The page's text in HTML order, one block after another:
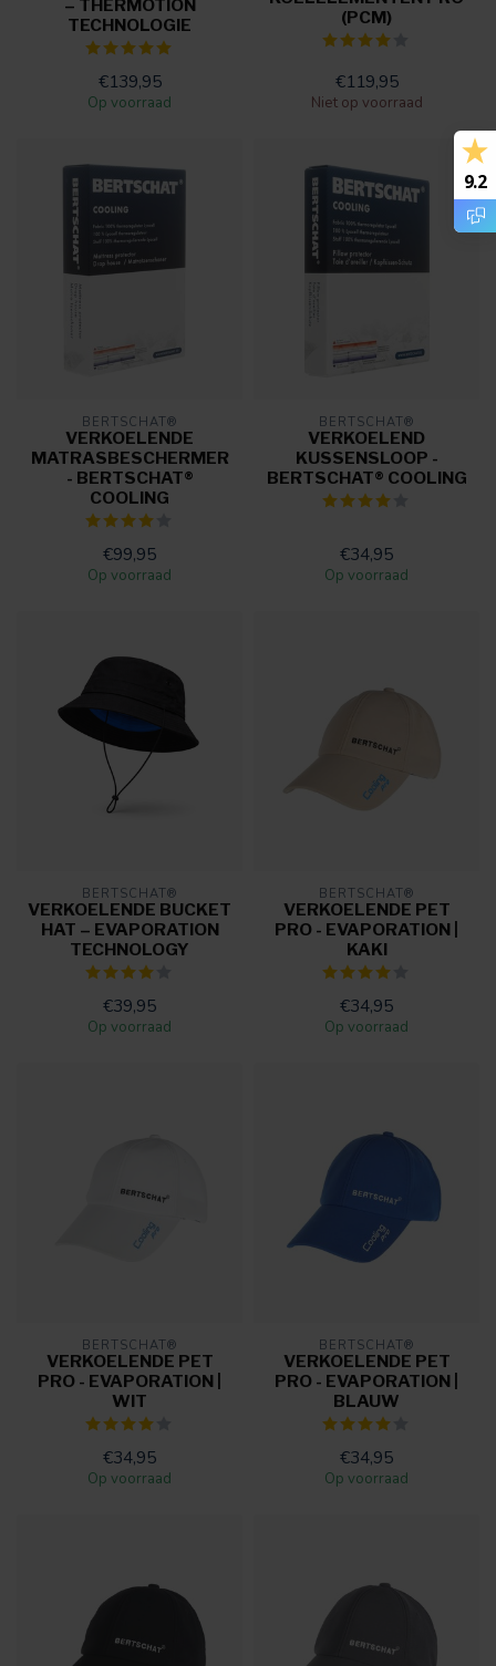
– THERMOTION
TECHNOLOGIE
€139,95
Op voorraad
(PCM)
€119,95
Niet op voorraad
BERTSCHAT®
VERKOELENDE
MATRASBESCHERMER
- BERTSCHAT®
COOLING
€99,95
Op voorraad
BERTSCHAT®
VERKOELEND
KUSSENSLOOP -
BERTSCHAT® COOLING
€34,95
Op voorraad
BERTSCHAT®
VERKOELENDE BUCKET
HAT – EVAPORATION
TECHNOLOGY
€39,95
Op voorraad
BERTSCHAT®
VERKOELENDE PET
PRO - EVAPORATION |
KAKI
€34,95
Op voorraad
BERTSCHAT®
VERKOELENDE PET
PRO - EVAPORATION |
WIT
€34,95
Op voorraad
BERTSCHAT®
VERKOELENDE PET
PRO - EVAPORATION |
BLAUW
€34,95
Op voorraad
9.2